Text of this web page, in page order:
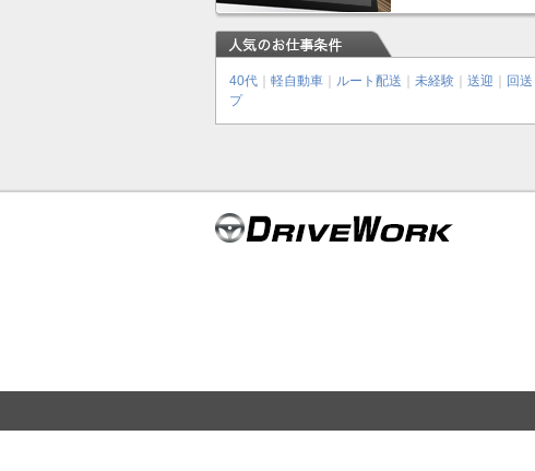
40代 軽自動車 ルート配送 未経験 送迎 回送
プ